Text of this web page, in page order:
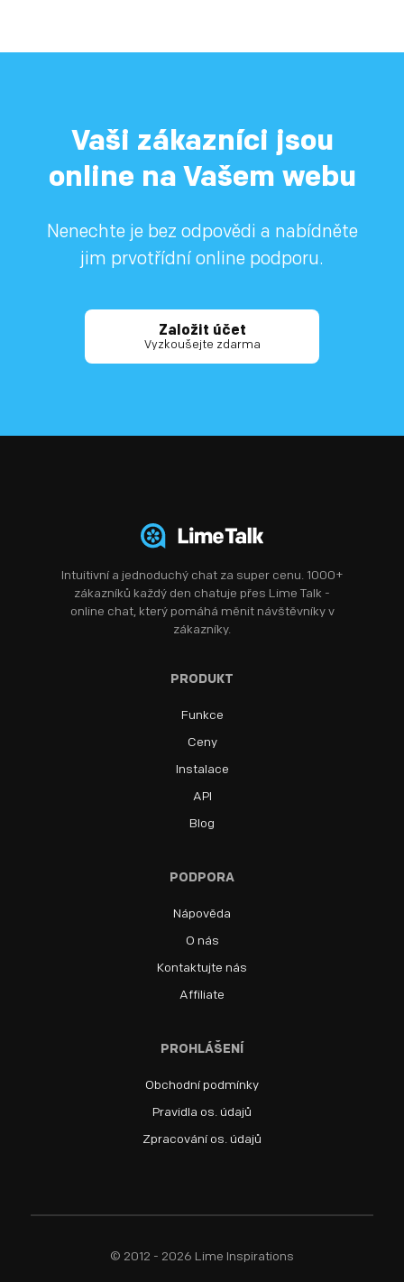
Vaši zákazníci jsou
online na Vašem webu
Nenechte je bez odpovědi a nabídněte
jim prvotřídní online podporu.
Založit účet
Vyzkoušejte zdarma
Intuitivní a jednoduchý chat za super cenu. 1000+
zákazníků každý den chatuje přes Lime Talk -
online chat, který pomáhá měnit návštěvníky v
zákazníky.
PRODUKT
Funkce
Ceny
Instalace
API
Blog
PODPORA
Nápověda
O nás
Kontaktujte nás
Affiliate
PROHLÁŠENÍ
Obchodní podmínky
Pravidla os. údajů
Zpracování os. údajů
© 2012 - 2026 Lime Inspirations